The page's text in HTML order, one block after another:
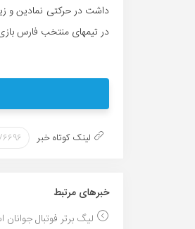
داشت در حرکتی نمادین و
در تیمهای منتخب فارس
لینک کوتاه خبر
خبر‌های مرتبط
لیگ برتر فوتبال